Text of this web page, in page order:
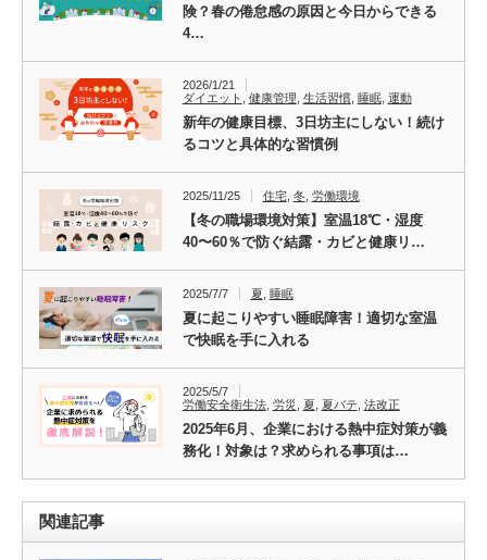
険？春の倦怠感の原因と今日からできる
4…
2026/1/21
ダイエット
健康管理 生活習慣, 睡眠, 運動
新年の健康目標、3日坊主にしない！続け
るコツと具体的な習慣例
2025/11/25 住宅, 冬, 労働環境
【冬の職場環境対策】室温18℃・湿度
40〜60％で防ぐ結露・カビと健康リ…
2025/7/7 夏 睡眠
夏に起こりやすい睡眠障害！適切な室温
で快眠を手に入れる
2025/5/7
労働安全衛生法, 労災 夏 夏バテ 法改正
2025年6月、企業における熱中症対策が義
務化！対象は？求められる事項は…
関連記事